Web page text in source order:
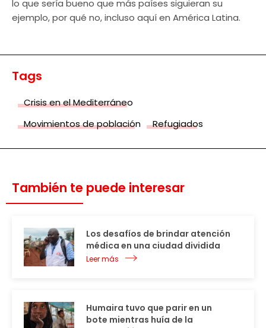
lo que sería bueno que más países siguieran su
ejemplo, por qué no, incluso aquí en América Latina.
Tags
Crisis en el Mediterráneo
Movimientos de población
Refugiados
También te puede interesar
Los desafíos de brindar atención
médica en una ciudad dividida
Leer más
Humaira tuvo que parir en un
bote mientras huía de la